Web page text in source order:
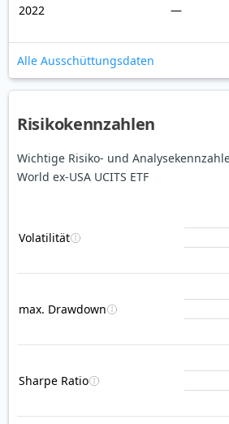
2022 —
Alle Ausschüttungsdaten
Risikokennzahlen
Wichtige Risiko- und
World ex-USA UCITS ETF
Volatilität
max. Drawdown
Sharpe Ratio